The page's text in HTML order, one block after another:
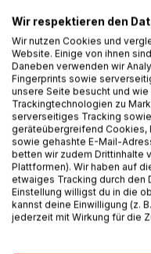
berühmten
Es handelt sich
zur Zeit Napoleons, um
Sängerin Floria Tosca.
Puccini, Sardous
Inhalt zu bekommen,
Uraufführung von
überwältigenden Erfolg
Kurt Pahlen stellt dem
Bühnen vielfach
gegenüber und
und innere dramatische
zu kompositorischer
Wir respektieren den
Wir nutzen Cookies und
Website. Einige von ihnen
Daneben verwenden wir
Fingerprints sowie
unsere Seite besucht und
Trackingtechnologien zu
serverseitiges Tracking
geräteübergreifend Cookies,
sowie gehashte E-Mail-
betten wir zudem Drittinhalte
Plattformen). Wir haben auf
etwaiges Tracking durch den
Einstellung willigst du in die
kannst deine Einwilligung (z.
jederzeit mit Wirkung für die